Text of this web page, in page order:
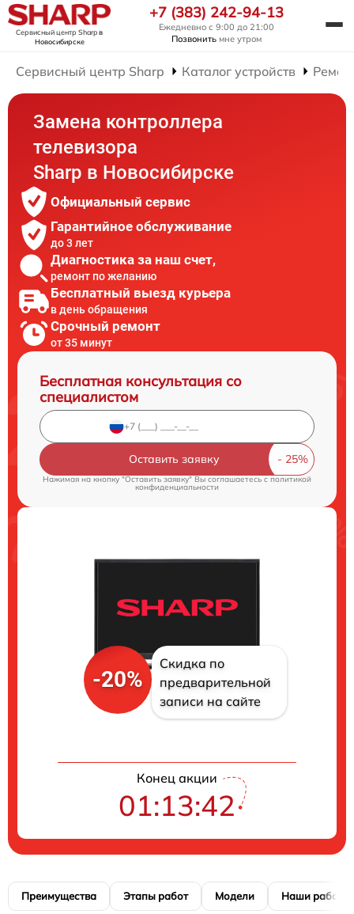
Сервисный центр Sharpв
Новосибирске
+7 (383) 242-94-13
Ежедневно с 9:00 до 21:00
Позвонить мне утром
Сервисный центр Sharp Каталог устройств
Замена контроллера
телевизора
Sharp в Новосибирске
Официальный сервис
Гарантийное обслуживание
до 3 лет
Диагностика за наш счет,
ремонт по желанию
Бесплатный выезд курьера
в день обращения
Срочный ремонт
от 35 минут
Бесплатная консультация со
специалистом
Оставить заявку
Нажимая на кнопку "Оставить заявку" Вы соглашаетесь cполитикой
конфиденциальности
-20%
Скидка по
предварительной
записи на сайте
Конец акции
01:13:41
Преимущества Этапы работ Модели Наши работы